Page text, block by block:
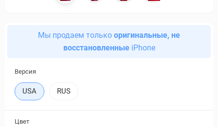
Мы продаем только оригинальные, не
восстановленныеiPhone
Версия
USA RUS
Цвет